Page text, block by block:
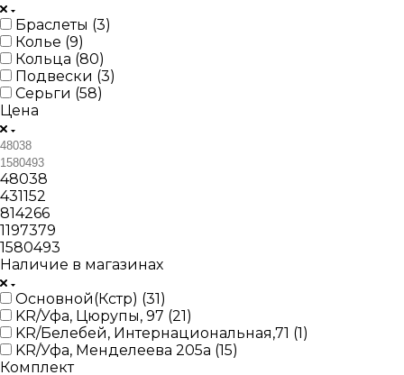
Браслеты (3)
Колье (9)
Кольца (80)
Подвески (3)
Серьги (58)
Цена
48038
431152
814266
1197379
1580493
Наличие в магазинах
Основной(Кстр) (31)
KR/Уфа, Цюрупы, 97 (21)
KR/Белебей, Интернациональная,71 (1)
KR/Уфа, Менделеева 205а (15)
Комплект